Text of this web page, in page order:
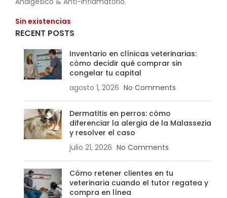
Sin existencias
RECENT POSTS
Inventario en clínicas veterinarias:
cómo decidir qué comprar sin
congelar tu capital
agosto 1, 2026 No Comments
Dermatitis en perros: cómo
diferenciar la alergia de la Malassezia
y resolver el caso
julio 21, 2026 No Comments
Cómo retener clientes en tu
veterinaria cuando el tutor regatea y
compra en línea